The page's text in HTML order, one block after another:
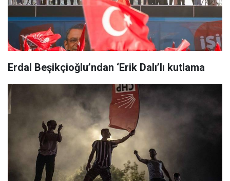
Erdal Beşikçioğlu’ndan ‘Erik Dalı’lı kutlama